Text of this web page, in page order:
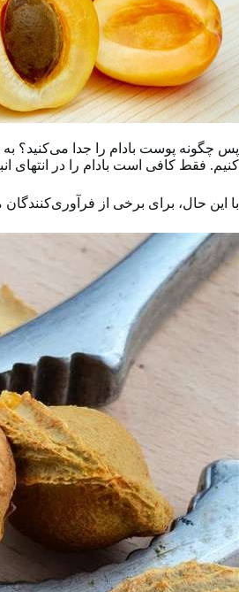
پس چگونه پوست بادام را جدا می‌کنید؟
کنیم. فقط کافی است بادام را در انتهای
با این حال، برای برخی از